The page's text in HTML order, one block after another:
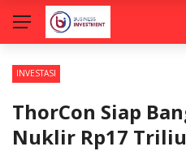
INVESTASI
ThorCon Siap
Nuklir Rp17